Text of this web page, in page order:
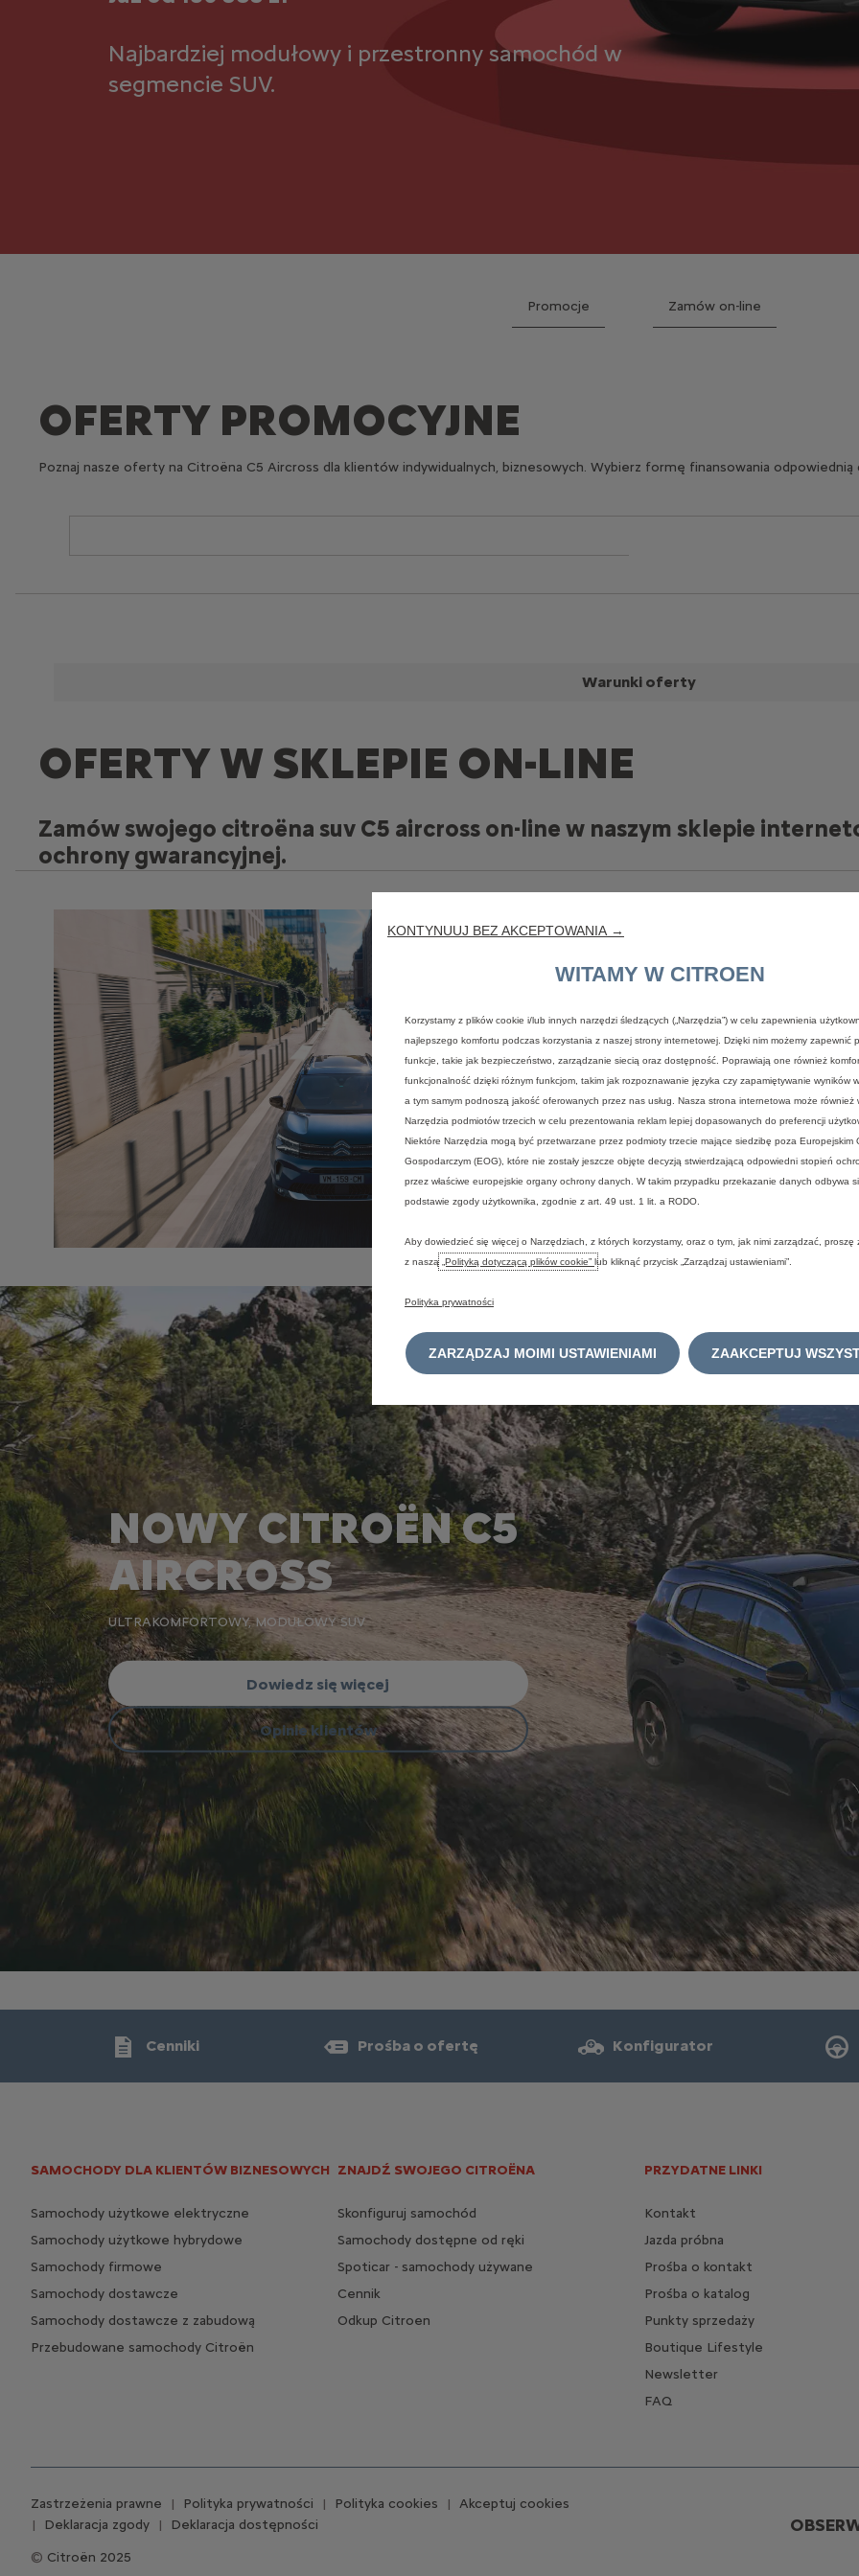
Najbardziej modułowy i przestronny samochód w
segmencie SUV.
Promocje Zamów on-line
OFERTY PROMOCYJNE
Poznaj nasze oferty na Citroëna C5 Aircross dla klientów indywidualnych, biznesowych. Wybierz formę finansowania
Warunki oferty
OFERTY W SKLEPIE ON-LINE
Zamów swojego citroëna suv C5 aircross on-line w naszym sklepie
ochrony gwarancyjnej.
ONLINE!
OD RĘKI
1. Skorzystaj z wygodnych
dopasowanego do Ciebie.
2. Wybierz sposób
3. Sfinalizuj zamówienie
NOWYCITROËN C5
AIRCROSS
ULTRAKOMFORTOWY, MODUŁOWY SUV
Dowiedz się więcej
Opinie klientów
Cenniki Prośba o ofertę Konfigurator
SAMOCHODY DLA KLIENTÓW BIZNESOWYCH
Samochody użytkowe elektryczne
Samochody użytkowe hybrydowe
Samochody firmowe
Samochody dostawcze
Samochody dostawcze z zabudową
Przebudowane samochody Citroën
ZNAJDŹ SWOJEGO CITROËNA
Skonfiguruj samochód
Samochody dostępne od ręki
Spoticar - samochody używane
Cennik
Odkup Citroen
PRZYDATNE LINKI
Kontakt
Jazda próbna
Prośba o kontakt
Prośba o katalog
Punkty sprzedaży
Boutique Lifestyle
Newsletter
FAQ
Citroën 2025
Zastrzeżenia prawne Polityka prywatności Polityka cookies
Akceptuj cookies
Deklaracja zgody
Deklaracja dostępności
KONTYNUUJ BEZ AKCEPTOWANIA →
WITAMY W CITROEN
Korzystamy z plików cookie i/lub innych narzędzi śledzących („Narzędzia”) w celu zapewnienia
najlepszego komfortu podczas korzystania z naszej strony internetowej. Dzięki nim możemy zapewnić
funkcje, takie jak bezpieczeństwo, zarządzanie siecią oraz dostępność. Poprawiają one również
funkcjonalność dzięki różnym funkcjom, takim jak rozpoznawanie języka czy zapamiętywanie wyników
a tym samym podnoszą jakość oferowanych przez nas usług. Nasza strona internetowa może również
Narzędzia podmiotów trzecich w celu prezentowania reklam lepiej dopasowanych do preferencji
Niektóre Narzędzia mogą być przetwarzane przez podmioty trzecie mające siedzibę poza Europejskim
Gospodarczym (EOG), które nie zostały jeszcze objęte decyzją stwierdzającą odpowiedni stopień
przez właściwe europejskie organy ochrony danych. W takim przypadku przekazanie danych odbywa
podstawie zgody użytkownika, zgodnie z art. 49 ust. 1 lit. a RODO.
Aby dowiedzieć się więcej o Narzędziach, z których korzystamy, oraz o tym, jak nimi zarządzać, proszę
z naszą „Polityką dotyczącą plików cookie” lub kliknąć przycisk „Zarządzaj ustawieniami”.
Polityka prywatności
ZARZĄDZAJ MOIMI USTAWIENIAMI ZAAKCEPTUJ